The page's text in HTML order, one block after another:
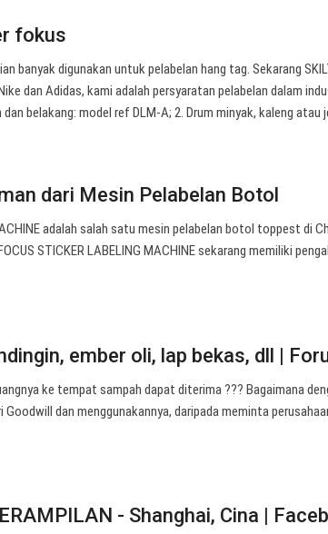
fokus
banyak digunakan untuk pelabelan hang tag. Sekarang
dan Adidas, kami adalah persyaratan pelabelan dalam
belakang: model ref DLM-A; 2. Drum minyak, kaleng atau
dari Mesin Pelabelan Botol
adalah salah satu mesin pelabelan botol toppest di
STICKER LABELING MACHINE sekarang memiliki
ember oli, lap bekas, dll |
ke tempat sampah dapat diterima ??? Bagaimana
dan menggunakannya, daripada meminta
- Shanghai, Cina |